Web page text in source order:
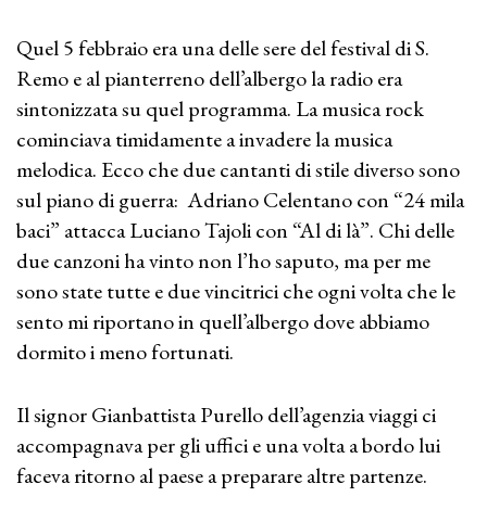
Quel 5 febbraio era una delle sere del festival di S.
Remo e al pianterreno dell’albergo la radio era
sintonizzata su quel programma. La musica rock
cominciava timidamente a invadere la musica
melodica. Ecco che due cantanti di stile diverso sono
sul piano di guerra: Adriano Celentano con “24 mila
baci” attacca Luciano Tajoli con “Al di là”. Chi delle
due canzoni ha vinto non l’ho saputo, ma per me
sono state tutte e due vincitrici che ogni volta che le
sento mi riportano in quell’albergo dove abbiamo
dormito i meno fortunati.
Il signor Gianbattista Purello dell’agenzia viaggi ci
accompagnava per gli uffici e una volta a bordo lui
faceva ritorno al paese a preparare altre partenze.